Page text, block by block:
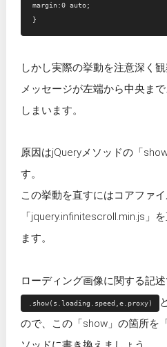
margin:0 auto;
しかし実際の挙動を注意深く
メッセージが左端から中央ま
しまいます。
原因はjQueryメソッドの「
す。
この挙動を直すにはコアファ
「jquery.infinitescroll.min.js」
ます。
ローディング画像に関する記
.show(s.loading.speed,e.proxy)
ので、この「show」の箇所を